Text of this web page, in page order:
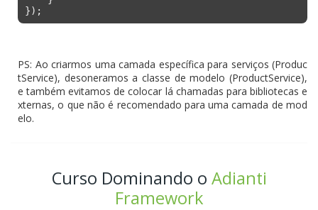
PS: Ao criarmos uma camada específica para serviços (Produc
tService), desoneramos a classe de modelo (ProductService),
e também evitamos de colocar lá chamadas para bibliotecas e
xternas, o que não é recomendado para uma camada de mod
elo.
Curso Dominando o Adianti
Framework